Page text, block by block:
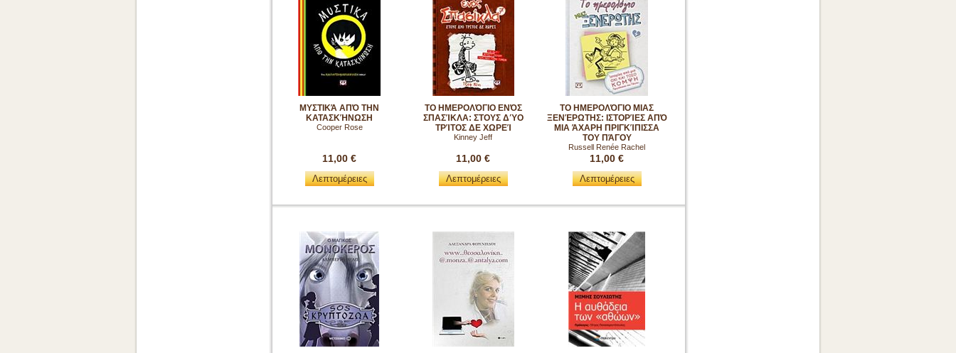
ΜΥΣΤΙΚΆ ΑΠΌ ΤΗΝ
ΚΑΤΑΣΚΉΝΩΣΗ
Cooper Rose
11,00 €
Λεπτομέρειες
ΤΟ ΗΜΕΡΟΛΌΓΙΟ ΕΝΌΣ
ΣΠΑΣΊΚΛΑ: ΣΤΟΥΣ ΔΎΟ
ΤΡΊΤΟΣ ΔΕ ΧΩΡΕΊ
Kinney Jeff
11,00 €
Λεπτομέρειες
ΤΟ ΗΜΕΡΟΛΌΓΙΟ ΜΙΑΣ
ΞΕΝΈΡΩΤΗΣ: ΙΣΤΟΡΊΕΣ ΑΠΌ
ΜΙΑ ΆΧΑΡΗ ΠΡΙΓΚΊΠΙΣΣΑ
ΤΟΥ ΠΆΓΟΥ
Russell Renée Rachel
11,00 €
Λεπτομέρειες